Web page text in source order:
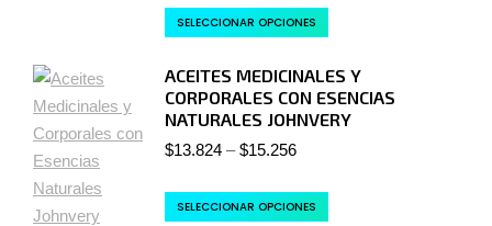
SELECCIONAR OPCIONES
ACEITES MEDICINALES Y
CORPORALES CON ESENCIAS
NATURALES JOHNVERY
$13.824 –$15.256
SELECCIONAR OPCIONES